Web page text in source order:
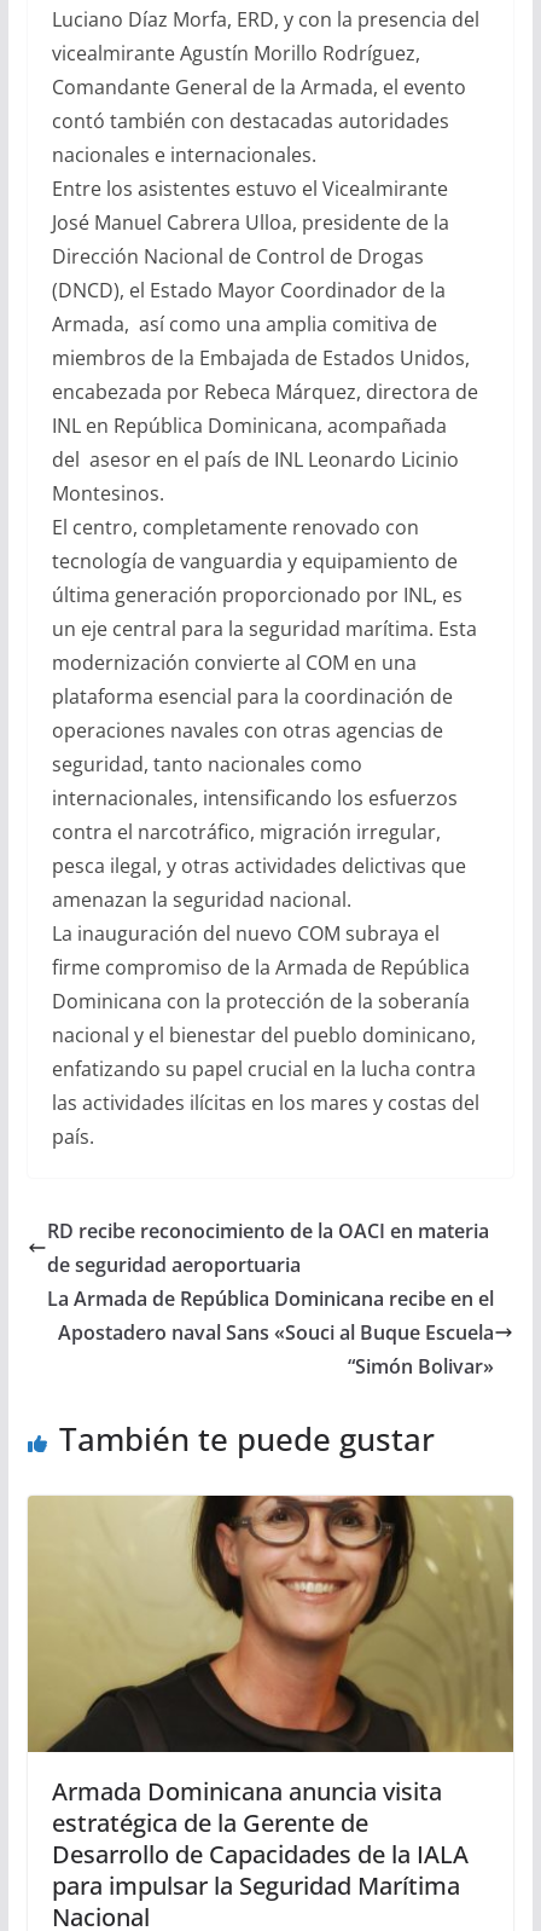
Luciano Díaz Morfa, ERD, y con la presencia del
vicealmirante Agustín Morillo Rodríguez,
Comandante General de la Armada, el evento
contó también con destacadas autoridades
nacionales e internacionales.
Entre los asistentes estuvo el Vicealmirante
José Manuel Cabrera Ulloa, presidente de la
Dirección Nacional de Control de Drogas
(DNCD), el Estado Mayor Coordinador de la
Armada, así como una amplia comitiva de
miembros de la Embajada de Estados Unidos,
encabezada por Rebeca Márquez, directora de
INL en República Dominicana, acompañada
del asesor en el país de INL Leonardo Licinio
Montesinos.
El centro, completamente renovado con
tecnología de vanguardia y equipamiento de
última generación proporcionado por INL, es
un eje central para la seguridad marítima. Esta
modernización convierte al COM en una
plataforma esencial para la coordinación de
operaciones navales con otras agencias de
seguridad, tanto nacionales como
internacionales, intensificando los esfuerzos
contra el narcotráfico, migración irregular,
pesca ilegal, y otras actividades delictivas que
amenazan la seguridad nacional.
La inauguración del nuevo COM subraya el
firme compromiso de la Armada de República
Dominicana con la protección de la soberanía
nacional y el bienestar del pueblo dominicano,
enfatizando su papel crucial en la lucha contra
las actividades ilícitas en los mares y costas del
país.
RD recibe reconocimiento de la OACI en materia
de seguridad aeroportuaria
La Armada de República Dominicana recibe en el
Apostadero naval Sans «Souci al Buque Escuela
“Simón Bolivar»
También te puede gustar
Armada Dominicana anuncia visita
estratégica de la Gerente de
Desarrollo de Capacidades de la IALA
para impulsar la Seguridad Marítima
Nacional